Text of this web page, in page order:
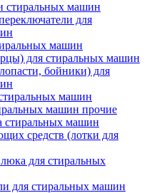
стиральных машин
для
машин
для стиральных машин
бойники) для
машин
машин прочие
стиральных машин
средств (лотки для
для стиральных
для стиральных машин